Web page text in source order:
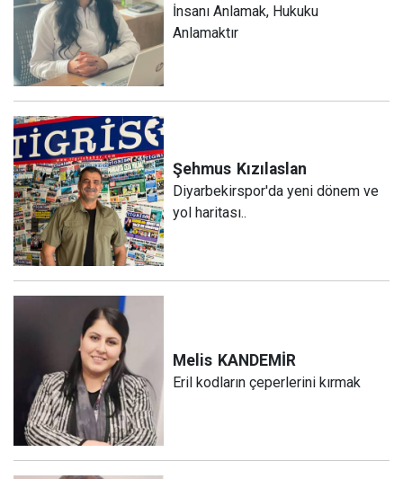
İnsanı Anlamak, Hukuku
Anlamaktır
Şehmus Kızılaslan
Diyarbekirspor'da yeni dönem ve
yol haritası..
Melis KANDEMİR
Eril kodların çeperlerini kırmak